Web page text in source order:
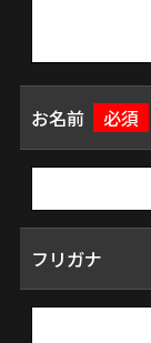
お名前 必須
フリガナ